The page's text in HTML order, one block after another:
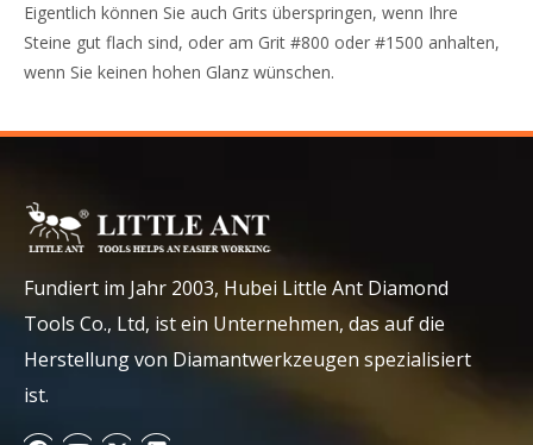
Eigentlich können Sie auch Grits überspringen, wenn Ihre
Steine ​​gut flach sind, oder am Grit #800 oder #1500 anhalten,
wenn Sie keinen hohen Glanz wünschen.
Bestseller trockener Polierpolster
Dreieckiges trockenes Polierkissen
Trockenpolierkissen oder Beton
Trockenpolierkissen sind bogenförmig
Fundiert im Jahr 2003, Hubei Little Ant Diamond
Tools Co., Ltd, ist ein Unternehmen, das auf die
Herstellung von Diamantwerkzeugen spezialisiert
ist.